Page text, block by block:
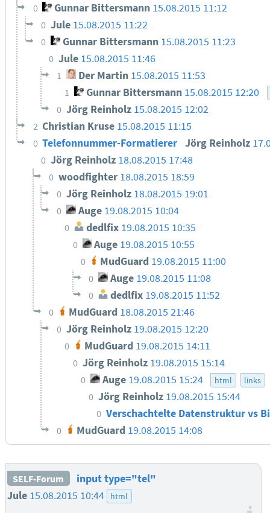
0 Gunnar Bittersmann 15.08.2015 11:12
0 Jule 15.08.2015 11:22
0 Gunnar Bittersmann 15.08.2015 11:23
0 Jule 15.08.2015 11:46
1 Der Martin 15.08.2015 11:53
1 Gunnar Bittersmann 15.08.2015 12:20
0 Jörg Reinholz 15.08.2015 12:02
2 Christian Kruse 15.08.2015 11:15
0 Telefonnummer-Formatierer Jörg Reinholz
0 Jörg Reinholz 18.08.2015 17:48
0 woodfighter 18.08.2015 18:59
0 Jörg Reinholz 18.08.2015 19:01
0 Auge 19.08.2015 10:04
0 dedlfix 19.08.2015 10:35
0 Auge 19.08.2015 10:55
0 MudGuard 19.08.2015 11:00
0 Auge 19.08.2015 11:08
0 dedlfix 19.08.2015 11:52
0 MudGuard 18.08.2015 21:46
0 Jörg Reinholz 19.08.2015 12:20
0 MudGuard 19.08.2015 14:11
0 Jörg Reinholz 19.08.2015 15:14
0 Auge 19.08.2015 15:24 html links
0 Jörg Reinholz 19.08.2015 15:44
0 Verschachtelte Datenstruktur vs
0 MudGuard 19.08.2015 14:08
SELF-Forum
input type="tel"
Jule 15.08.2015 10:44 html